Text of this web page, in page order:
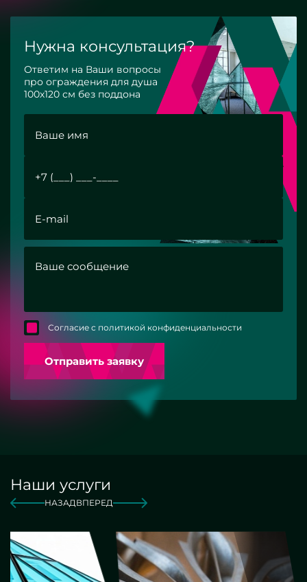
Нужна консультация?
Ответим на Ваши вопросы
про ограждения для душа
100х120 см без поддона
Согласие с политикой конфиденциальности
Отправить заявку
Наши услуги
НАЗАДВПЕРЕД